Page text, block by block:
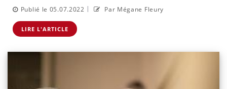
Publié le 05.07.2022 | Par Mégane Fleury
LIRE L'ARTICLE